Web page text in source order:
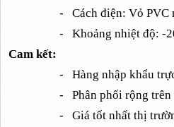
- Cách điện: Vỏ PVC
-
Khoảng nhiệt độ: -
Cam kết:
- Hàng nhập khẩu
- Phân phối rộng trên
- Giá tốt nhất thị